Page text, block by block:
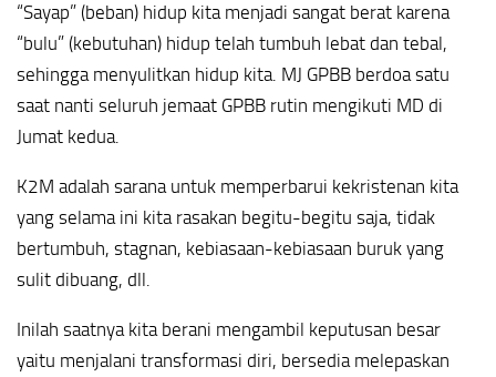
“Sayap” (beban) hidup kita menjadi sangat berat karena
“bulu” (kebutuhan) hidup telah tumbuh lebat dan tebal,
sehingga menyulitkan hidup kita. MJ GPBB berdoa satu
saat nanti seluruh jemaat GPBB rutin mengikuti MD di
Jumat kedua.
K2M adalah sarana untuk memperbarui kekristenan kita
yang selama ini kita rasakan begitu-begitu saja, tidak
bertumbuh, stagnan, kebiasaan-kebiasaan buruk yang
sulit dibuang, dll.
Inilah saatnya kita berani mengambil keputusan besar
yaitu menjalani transformasi diri, bersedia melepaskan